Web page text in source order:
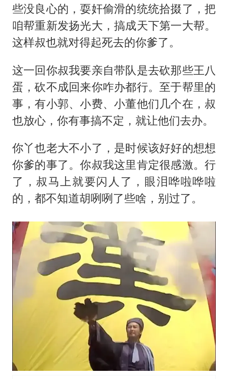
些没良心的，耍奸偷滑的统统拾掇了，把
咱帮重新发扬光大，搞成天下第一大帮。
这样叔也就对得起死去的你爹了。
这一回你叔我要亲自带队是去砍那些王八
蛋，砍不成回来你咋办都行。至于帮里的
事，有小郭、小费、小董他们几个在，叔
也放心，你有事搞不定，就让他们去办。
你丫也老大不小了，是时候该好好的想想
你爹的事了。你叔我这里肯定很感激。行
了，叔马上就要闪人了，眼泪哗啦哗啦
的，都不知道胡咧咧了些啥，别过了。